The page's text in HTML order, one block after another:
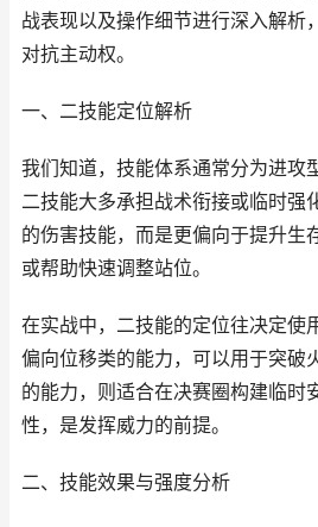
战表现以及操作细节进行深入解析
对抗主动权。
一、二技能定位解析
我们知道，技能体系通常分为进攻
二技能大多承担战术衔接或临时强
的伤害技能，而是更偏向于提升生
或帮助快速调整站位。
在实战中，二技能的定位往决定使
偏向位移类的能力，可以用于突破
的能力，则适合在决赛圈构建临时
性，是发挥威力的前提。
二、技能效果与强度分析